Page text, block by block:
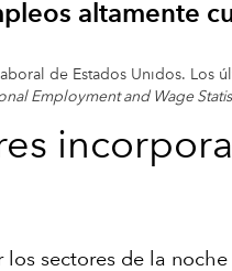
altamente
de Estados Unidos.
Employment and Wage
los sectores de la